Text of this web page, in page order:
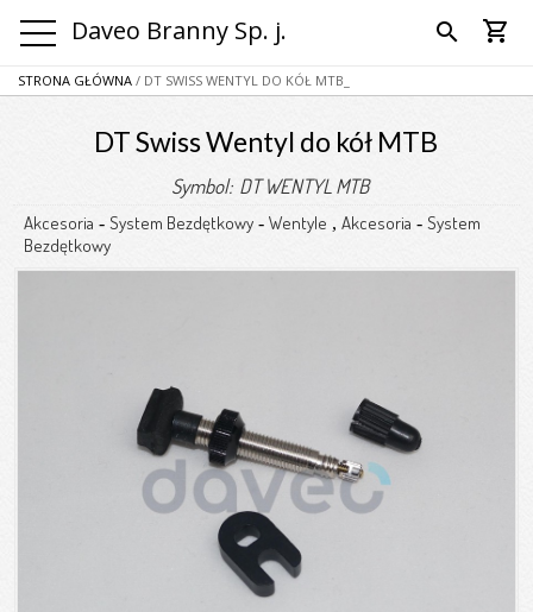
Daveo Branny Sp. j. search shopping_cart
STRONA GŁÓWNA / DT SWISS WENTYL DO KÓŁ MTB_
DT Swiss Wentyl do kół MTB
Symbol: DT WENTYL MTB
Akcesoria - System Bezdętkowy- Wentyle , Akcesoria - System
Bezdętkowy